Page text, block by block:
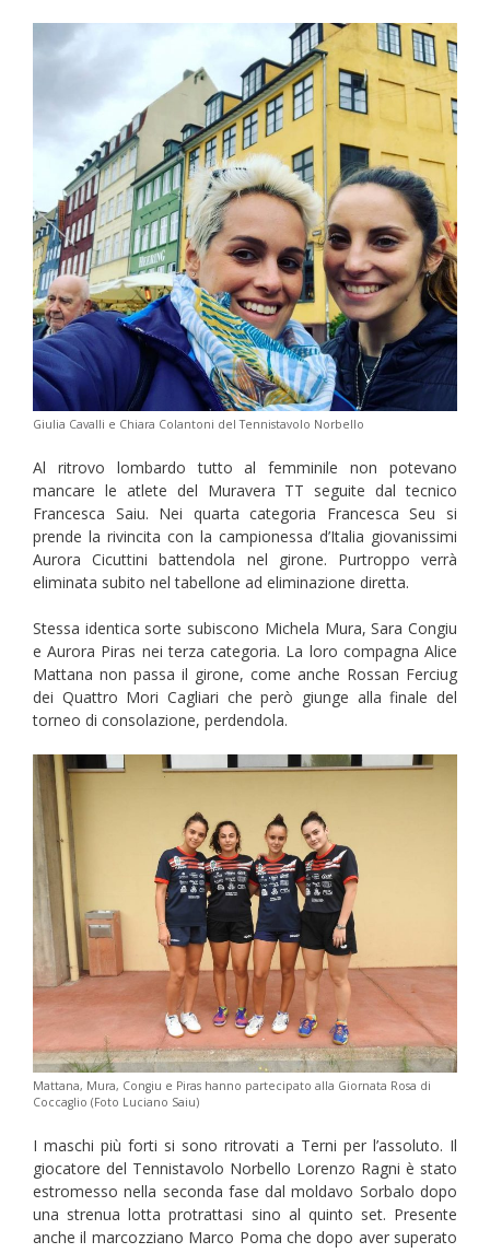
Giulia Cavalli e Chiara Colantoni del Tennistavolo Norbello
Al ritrovo lombardo tutto al femminile non potevano
mancare le atlete del Muravera TT seguite dal tecnico
Francesca Saiu. Nei quarta categoria Francesca Seu si
prende la rivincita con la campionessa d’Italia giovanissimi
Aurora Cicuttini battendola nel girone. Purtroppo verrà
eliminata subito nel tabellone ad eliminazione diretta.
Stessa identica sorte subiscono Michela Mura, Sara Congiu
e Aurora Piras nei terza categoria. La loro compagna Alice
Mattana non passa il girone, come anche Rossan Ferciug
dei Quattro Mori Cagliari che però giunge alla finale del
torneo di consolazione, perdendola.
Mattana, Mura, Congiu e Piras hanno partecipato alla Giornata Rosa di
Coccaglio (Foto Luciano Saiu)
I maschi più forti si sono ritrovati a Terni per l’assoluto. Il
giocatore del Tennistavolo Norbello Lorenzo Ragni è stato
estromesso nella seconda fase dal moldavo Sorbalo dopo
una strenua lotta protrattasi sino al quinto set. Presente
anche il marcozziano Marco Poma che dopo aver superato